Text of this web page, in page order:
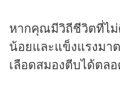
หากคุณมีวิถีชีวิตที่ไ
น้อยและแข็งแรงมา
เลือดสมองตีบได้ตลอ